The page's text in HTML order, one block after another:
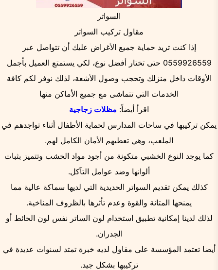
السواتر
مقاول تركيب السواتر
إذا كنت تريد حماية جميع الأغراض عليك أن تتواصل عبر
0559926559 حتى تختار أفضل نوع، لكي يستمتع العميل بأجمل
الأوقات داخل منزلك وتحجب وصول الأشعة، لذلك نوفر لكم كافة
الخدمات التي تتماشى مع جميع الأماكن منها
اقرأ أيضاً: مظلات زجاجية
يمكن تركيبها في ساحات المدارس لحماية الأطفال أثناء تواجدهم في
الملعب، وهي تعطيهم الأمان الكامل لهم.
كما يوجد النوع الخشبي متكونة من أجود مواد الخشب وتتميز بثبات
ألوانها وضد عوامل التآكل.
كذلك يمكن تقديم السواتر الحديدية التي لديها سماكة عالية مما
يمنحها المتانة والقوة وعدم تأثرها بالظروف المناخية.
لذلك لدينا إمكانية تطبيق استخدام لون الساتر نفس لون الحائط أو
الجدران.
أيضا تعتمد المؤسسة على مقاول لديه خبرة تمتد لسنوات عديدة في
تركيبها بشكل جيد.